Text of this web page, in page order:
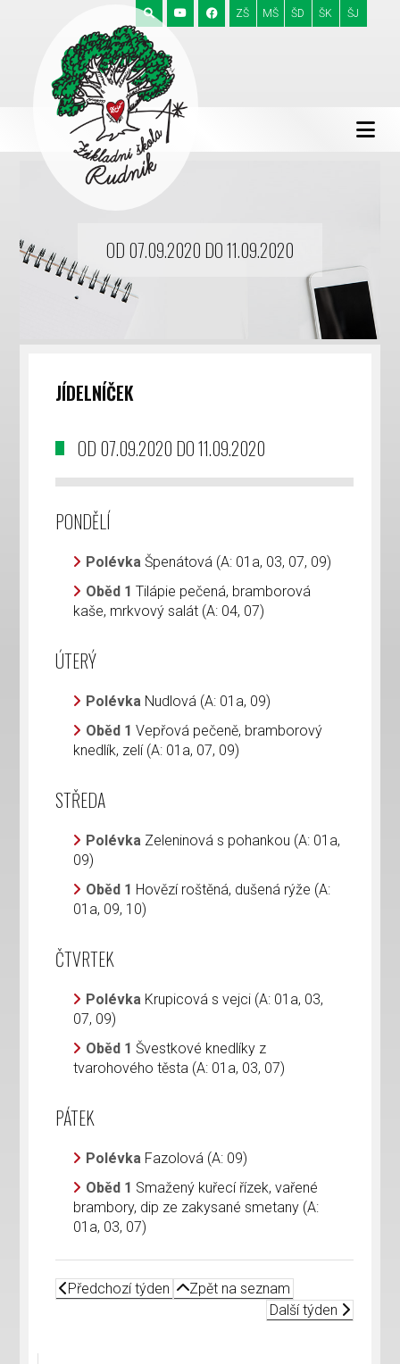
ZŠ MŠ ŠD ŠK ŠJ
OD 07.09.2020 DO 11.09.2020
JÍDELNÍČEK
OD 07.09.2020 DO 11.09.2020
PONDĚLÍ
PolévkaŠpenátová (A: 01a, 03, 07, 09)
Oběd 1Tilápie pečená, bramborová
kaše, mrkvový salát (A: 04, 07)
ÚTERÝ
Polévka Nudlová (A: 01a, 09)
Oběd 1Vepřová pečeně, bramborový
knedlík, zelí (A: 01a, 07, 09)
STŘEDA
Polévka Zeleninová s pohankou (A: 01a,
09)
Oběd 1 Hovězí roštěná, dušená rýže (A:
01a, 09, 10)
ČTVRTEK
Polévka Krupicová s vejci (A: 01a, 03,
07, 09)
Oběd 1Švestkové knedlíky z
tvarohového těsta (A: 01a, 03, 07)
PÁTEK
Polévka Fazolová (A: 09)
Oběd 1 Smažený kuřecí řízek, vařené
brambory, dip ze zakysané smetany (A:
01a, 03, 07)
Předchozí týden
Zpět na seznam
Další týden